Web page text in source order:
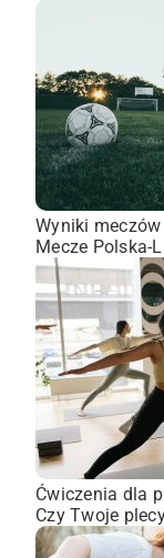
Wyniki
Mecze Polska-
Ćwiczenia dla
Czy Twoje